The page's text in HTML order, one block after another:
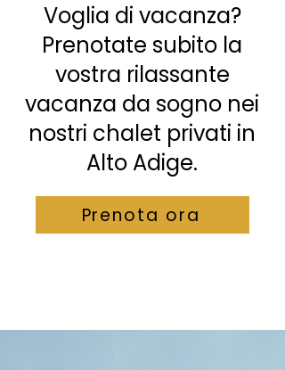
Voglia di vacanza?
Prenotate subito la
vostra rilassante
vacanza da sogno nei
nostri chalet privati in
Alto Adige.
Prenota ora